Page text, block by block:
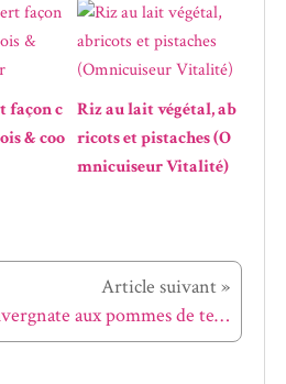
façon c
& coo
Riz au lait végétal, ab
ricots et pistaches (O
mnicuiseur Vitalité)
Article suivant »
Tourte Auvergnate aux pommes de terre